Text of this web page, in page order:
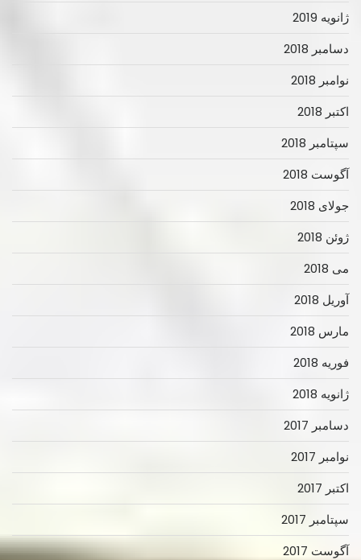
ژانویه 2019
دسامبر 2018
نوامبر 2018
اکتبر 2018
سپتامبر 2018
آگوست 2018
جولای 2018
ژوئن 2018
می 2018
آوریل 2018
مارس 2018
فوریه 2018
ژانویه 2018
دسامبر 2017
نوامبر 2017
اکتبر 2017
سپتامبر 2017
آگوست 2017